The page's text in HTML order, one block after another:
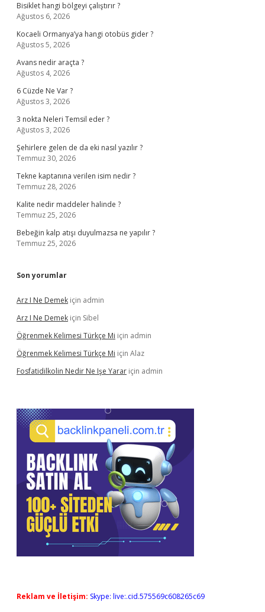
Bisiklet hangi bölgeyi çalıştırır ?
Ağustos 6, 2026
Kocaeli Ormanya’ya hangi otobüs gider ?
Ağustos 5, 2026
Avans nedir araçta ?
Ağustos 4, 2026
6 Cüzde Ne Var ?
Ağustos 3, 2026
3 nokta Neleri Temsil eder ?
Ağustos 3, 2026
Şehirlere gelen de da eki nasıl yazılır ?
Temmuz 30, 2026
Tekne kaptanına verilen isim nedir ?
Temmuz 28, 2026
Kalite nedir maddeler halinde ?
Temmuz 25, 2026
Bebeğin kalp atışı duyulmazsa ne yapılır ?
Temmuz 25, 2026
Son yorumlar
Arz I Ne Demek için admin
Arz I Ne Demek için Sibel
Öğrenmek Kelimesi Türkçe Mi için admin
Öğrenmek Kelimesi Türkçe Mi için Alaz
Fosfatidilkolin Nedir Ne Işe Yarar için admin
Reklam ve İletişim: Skype: live:.cid.575569c608265c69